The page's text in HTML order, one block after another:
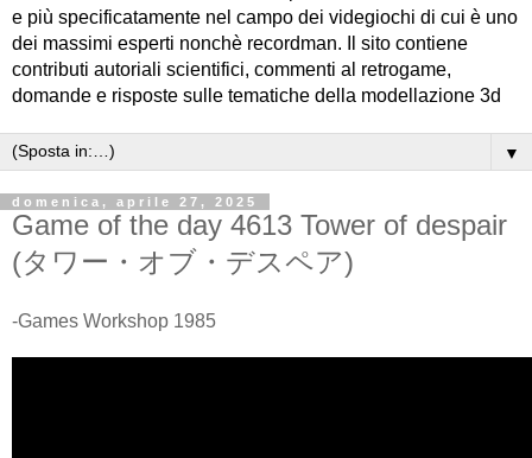
e più specificatamente nel campo dei videgiochi di cui è uno
dei massimi esperti nonchè recordman. Il sito contiene
contributi autoriali scientifici, commenti al retrogame,
domande e risposte sulle tematiche della modellazione 3d
▼
domenica, aprile 27, 2025
Game of the day 4613 Tower of despair
(タワー・オブ・デスペア)
-Games Workshop 1985